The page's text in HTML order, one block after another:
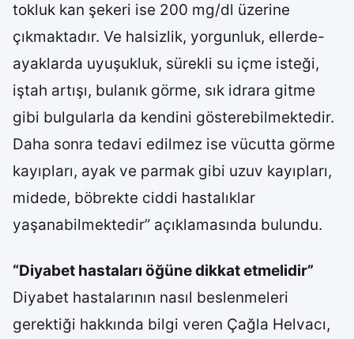
tokluk kan şekeri ise 200 mg/dl üzerine
çıkmaktadır. Ve halsizlik, yorgunluk, ellerde-
ayaklarda uyuşukluk, sürekli su içme isteği,
iştah artışı, bulanık görme, sık idrara gitme
gibi bulgularla da kendini gösterebilmektedir.
Daha sonra tedavi edilmez ise vücutta görme
kayıpları, ayak ve parmak gibi uzuv kayıpları,
midede, böbrekte ciddi hastalıklar
yaşanabilmektedir” açıklamasında bulundu.
“Diyabet hastaları öğüne dikkat etmelidir”
Diyabet hastalarının nasıl beslenmeleri
gerektiği hakkında bilgi veren Çağla Helvacı,